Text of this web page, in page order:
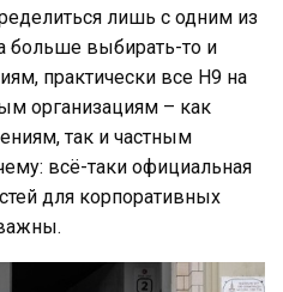
лишь с одним из
больше выбирать-то и
практически все Н9 на
организациям – как
так и частным
всё-таки официальная
для корпоративных